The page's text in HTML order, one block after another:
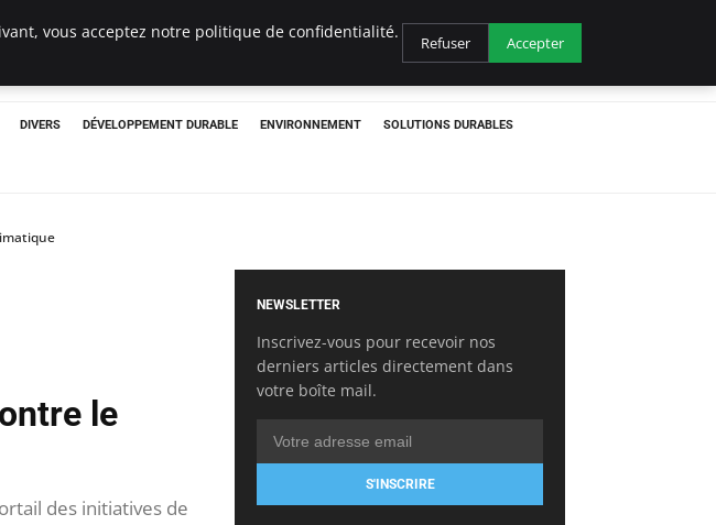
DIVERS DÉVELOPPEMENT DURABLE ENVIRONNEMENT SOLUTIONS DURABLES
le
des initiatives de
NEWSLETTER
Inscrivez-vous pour recevoir nos
derniers articles directement dans
votre boîte mail.
S'INSCRIRE
vous acceptez notre politique de confidentialité.
Refuser Accepter